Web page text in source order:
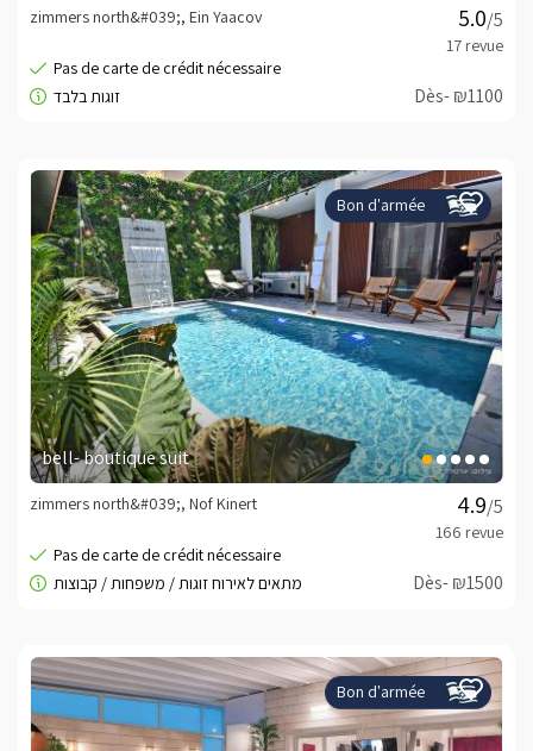
/5
zimmers north&#039;, Ein Yaacov
Dès- ₪1100
Bon d'armée
bell- boutique suit
/5
zimmers north&#039;, Nof Kinert
Dès- ₪1500
Bon d'armée